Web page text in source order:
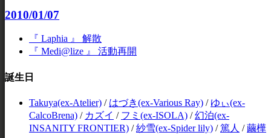
2010/01/07
『 Laphia 』 解散
『 Medi@lize 』 活動再開
誕生日
Takuya(ex-Atelier) / はづき(ex-Various Ray) / ゆぃ(ex-
CalcoBrena) / カズイ / フミ(ex-ISOLA) /幻泊(ex-
INSANITY FRONTIER) /紗雪(ex-Spider lily) /篤人 /繭樺